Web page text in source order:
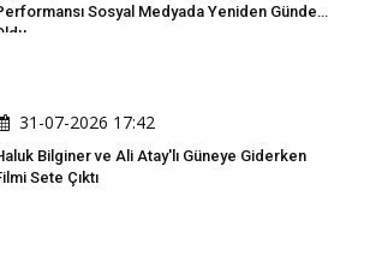
Sosyal Medyada Yeniden Gündem
31-07-2026 17:42
Bilginer ve Ali Atay'lı Güneye Giderken
Sete Çıktı